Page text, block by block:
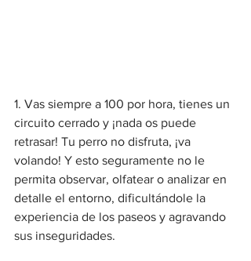
1. Vas siempre a 100 por hora, tienes un
circuito cerrado y ¡nada os puede
retrasar! Tu perro no disfruta, ¡va
volando! Y esto seguramente no le
permita observar, olfatear o analizar en
detalle el entorno, dificultándole la
experiencia de los paseos y agravando
sus inseguridades.